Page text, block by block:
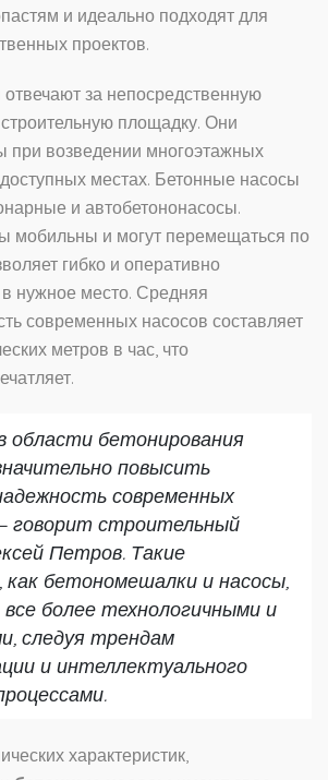
и идеально подходят для
проектов.
за непосредственную
площадку. Они
при возведении многоэтажных
местах. Бетонные насосы
и автобетононасосы.
мобильны и могут перемещаться по
гибко и оперативно
в нужное место. Средняя
современных насосов составляет
метров в час, что
области бетонирования
повысить
современных
говорит строительный
Петров. Такие
как бетономешалки и насосы,
более технологичными и
следуя трендам
и интеллектуального
характеристик,